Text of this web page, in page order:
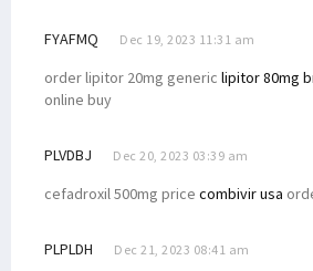
FYAFMQ Dec 19, 2023 11:31 am
order lipitor 20mg generic lipitor 80mg
online buy
PLVDBJ Dec 20, 2023 03:39 am
cefadroxil 500mg price combivir usa
PLPLDH Dec 21, 2023 08:41 am